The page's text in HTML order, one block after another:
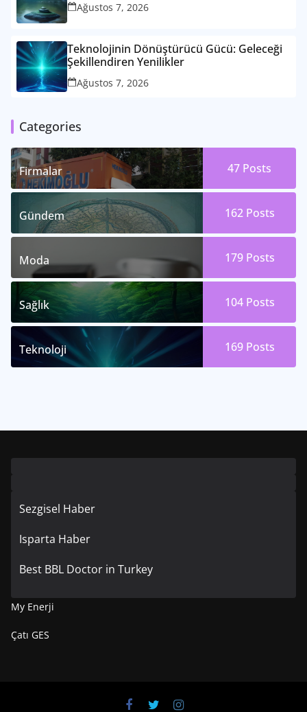
Ağustos 7, 2026
Teknolojinin Dönüştürücü Gücü: Geleceği
Şekillendiren Yenilikler
Ağustos 7, 2026
Categories
Firmalar 47 Posts
Gündem 162 Posts
Moda 179 Posts
Sağlık 104 Posts
Teknoloji 169 Posts
Sezgisel Haber
Isparta Haber
Best BBL Doctor in Turkey
My Enerji
Çatı GES